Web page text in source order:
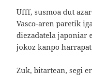
Ufff, susmoa dut
Vasco-aren paretik
diezadatela japoniar
jokoz kanpo
Zuk, bitartean, segi